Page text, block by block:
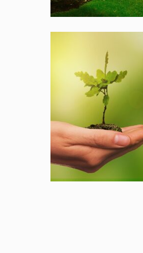
april 7, 2018
Handige tips om u te
doorstaan